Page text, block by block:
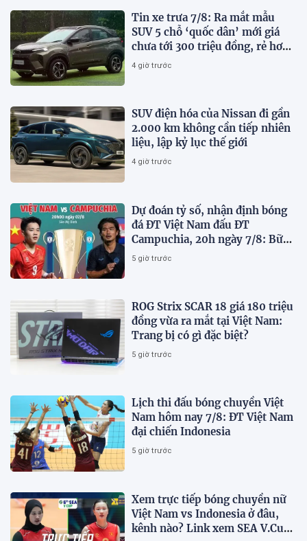
Tin xe trưa 7/8: Ra mắt mẫu
SUV 5 chỗ ‘quốc dân’ mới giá
chưa tới 300 triệu đồng, rẻ hơn
Kia Morning và Hyundai Grand
4 giờ trước
SUV điện hóa của Nissan đi gần
2.000 km không cần tiếp nhiên
liệu, lập kỷ lục thế giới
4 giờ trước
Dự đoán tỷ số, nhận định bóng
đá ĐT Việt Nam đấu ĐT
Campuchia, 20h ngày 7/8: Bữa
tiệc bàn thắng tại Mỹ Đình
5 giờ trước
ROG Strix SCAR 18 giá 180 triệu
đồng vừa ra mắt tại Việt Nam:
Trang bị có gì đặc biệt?
5 giờ trước
Lịch thi đấu bóng chuyền Việt
Nam hôm nay 7/8: ĐT Việt Nam
đại chiến Indonesia
5 giờ trước
Xem trực tiếp bóng chuyền nữ
Việt Nam vs Indonesia ở đâu,
kênh nào? Link xem SEA V.Cup